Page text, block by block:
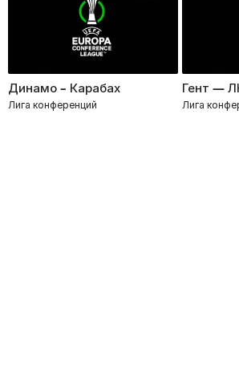
Динамо – Карабах
Лига конференций
Гент —
Лига